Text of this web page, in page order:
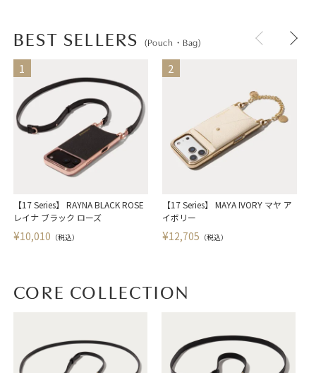
BEST SELLERS (Pouch・Bag)
【17 Series】 RAYNA BLACK ROSE
レイナ ブラック ローズ
¥10,010 （税込）
【17 Series】 MAYA IVORY マヤ ア
イボリー
¥12,705 （税込）
CORE COLLECTION